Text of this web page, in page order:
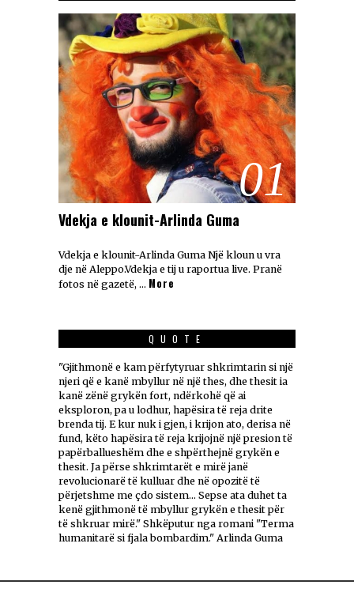
01
Vdekja e klounit-Arlinda Guma
Vdekja e klounit-Arlinda Guma Një kloun u vra
dje në Aleppo.Vdekja e tij u raportua live. Pranë
fotos në gazetë, … More
QUOTE
"Gjithmonë e kam përfytyruar shkrimtarin si një
njeri që e kanë mbyllur në një thes, dhe thesit ia
kanë zënë grykën fort, ndërkohë që ai
eksploron, pa u lodhur, hapësira të reja drite
brenda tij. E kur nuk i gjen, i krijon ato, derisa në
fund, këto hapësira të reja krijojnë një presion të
papërballueshëm dhe e shpërthejnë grykën e
thesit. Ja përse shkrimtarët e mirë janë
revolucionarë të kulluar dhe në opozitë të
përjetshme me çdo sistem... Sepse ata duhet ta
kenë gjithmonë të mbyllur grykën e thesit për
të shkruar mirë." Shkëputur nga romani "Terma
humanitarë si fjala bombardim." Arlinda Guma